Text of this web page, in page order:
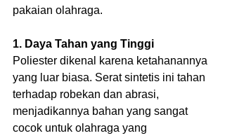
pakaian olahraga.
1. Daya Tahan yang Tinggi
Poliester dikenal karena ketahanannya
yang luar biasa. Serat sintetis ini tahan
terhadap robekan dan abrasi,
menjadikannya bahan yang sangat
cocok untuk olahraga yang